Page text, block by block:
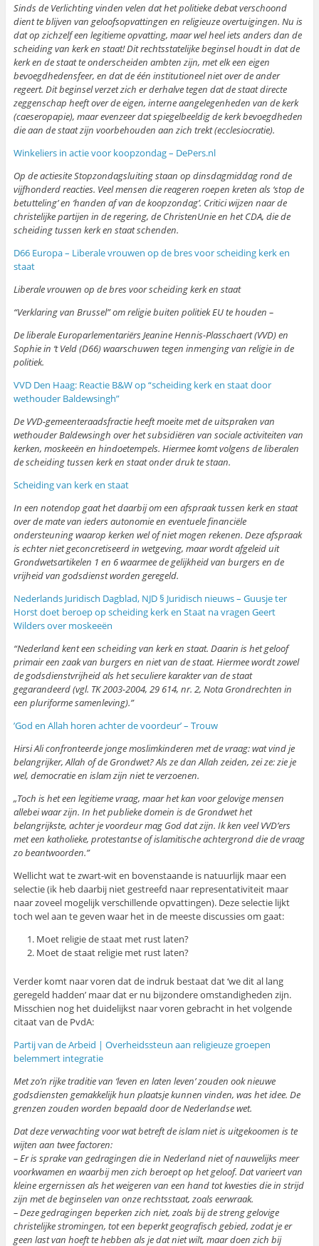
Sinds de Verlichting vinden velen dat het politieke debat verschoond
dient te blijven van geloofsopvattingen en religieuze overtuigingen. Nu is
dat op zichzelf een legitieme opvatting, maar wel heel iets anders dan de
scheiding van kerk en staat! Dit rechtsstatelijke beginsel houdt in dat de
kerk en de staat te onderscheiden ambten zijn, met elk een eigen
bevoegdhedensfeer, en dat de één institutioneel niet over de ander
regeert. Dit beginsel verzet zich er derhalve tegen dat de staat directe
zeggenschap heeft over de eigen, interne aangelegenheden van de kerk
(caeseropapie), maar evenzeer dat spiegelbeeldig de kerk bevoegdheden
die aan de staat zijn voorbehouden aan zich trekt (ecclesiocratie).
Winkeliers in actie voor koopzondag – DePers.nl
Op de actiesite Stopzondagsluiting staan op dinsdagmiddag rond de
vijfhonderd reacties. Veel mensen die reageren roepen kreten als ‘stop de
betutteling’ en ‘handen af van de koopzondag’. Critici wijzen naar de
christelijke partijen in de regering, de ChristenUnie en het CDA, die de
scheiding tussen kerk en staat schenden.
D66 Europa – Liberale vrouwen op de bres voor scheiding kerk en
staat
Liberale vrouwen op de bres voor scheiding kerk en staat
“Verklaring van Brussel” om religie buiten politiek EU te houden –
De liberale Europarlementariërs Jeanine Hennis-Plasschaert (VVD) en
Sophie in ‘t Veld (D66) waarschuwen tegen inmenging van religie in de
politiek.
VVD Den Haag: Reactie B&W op “scheiding kerk en staat door
wethouder Baldewsingh”
De VVD-gemeenteraadsfractie heeft moeite met de uitspraken van
wethouder Baldewsingh over het subsidiëren van sociale activiteiten van
kerken, moskeeën en hindoetempels. Hiermee komt volgens de liberalen
de scheiding tussen kerk en staat onder druk te staan.
Scheiding van kerk en staat
In een notendop gaat het daarbij om een afspraak tussen kerk en staat
over de mate van ieders autonomie en eventuele financiële
ondersteuning waarop kerken wel of niet mogen rekenen. Deze afspraak
is echter niet geconcretiseerd in wetgeving, maar wordt afgeleid uit
Grondwetsartikelen 1 en 6 waarmee de gelijkheid van burgers en de
vrijheid van godsdienst worden geregeld.
Nederlands Juridisch Dagblad, NJD § Juridisch nieuws – Guusje ter
Horst doet beroep op scheiding kerk en Staat na vragen Geert
Wilders over moskeeën
“Nederland kent een scheiding van kerk en staat. Daarin is het geloof
primair een zaak van burgers en niet van de staat. Hiermee wordt zowel
de godsdienstvrijheid als het seculiere karakter van de staat
gegarandeerd (vgl. TK 2003-2004, 29 614, nr. 2, Nota Grondrechten in
een pluriforme samenleving).”
’God en Allah horen achter de voordeur’ – Trouw
Hirsi Ali confronteerde jonge moslimkinderen met de vraag: wat vind je
belangrijker, Allah of de Grondwet? Als ze dan Allah zeiden, zei ze: zie je
wel, democratie en islam zijn niet te verzoenen.
„Toch is het een legitieme vraag, maar het kan voor gelovige mensen
allebei waar zijn. In het publieke domein is de Grondwet het
belangrijkste, achter je voordeur mag God dat zijn. Ik ken veel VVD’ers
met een katholieke, protestantse of islamitische achtergrond die de vraag
zo beantwoorden.”
Wellicht wat te zwart-wit en bovenstaande is natuurlijk maar een
selectie (ik heb daarbij niet gestreefd naar representativiteit maar
naar zoveel mogelijk verschillende opvattingen). Deze selectie lijkt
toch wel aan te geven waar het in de meeste discussies om gaat:
Moet religie de staat met rust laten?
Moet de staat religie met rust laten?
Verder komt naar voren dat de indruk bestaat dat ‘we dit al lang
geregeld hadden’ maar dat er nu bijzondere omstandigheden zijn.
Misschien nog het duidelijkst naar voren gebracht in het volgende
citaat van de PvdA:
Partij van de Arbeid | Overheidssteun aan religieuze groepen
belemmert integratie
Met zo’n rijke traditie van ‘leven en laten leven’ zouden ook nieuwe
godsdiensten gemakkelijk hun plaatsje kunnen vinden, was het idee. De
grenzen zouden worden bepaald door de Nederlandse wet.
Dat deze verwachting voor wat betreft de islam niet is uitgekoomen is te
wijten aan twee factoren:
– Er is sprake van gedragingen die in Nederland niet of nauwelijks meer
voorkwamen en waarbij men zich beroept op het geloof. Dat varieert van
kleine ergernissen als het weigeren van een hand tot kwesties die in strijd
zijn met de beginselen van onze rechtsstaat, zoals eerwraak.
– Deze gedragingen beperken zich niet, zoals bij de streng gelovige
christelijke stromingen, tot een beperkt geografisch gebied, zodat je er
geen last van hoeft te hebben als je dat niet wilt, maar doen zich bij